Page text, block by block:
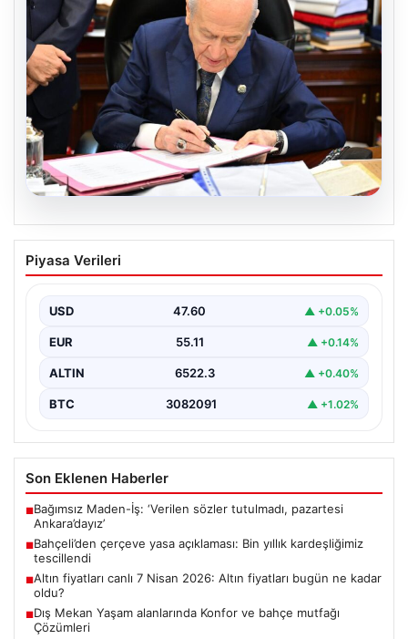
05.08.2026
Bahçeli’den çerçeve yasa açıklaması:
Bin yıllık kardeşliğimiz tescillendi
Piyasa Verileri
USD 47.60 ▲ +0.05%
EUR 55.11 ▲ +0.14%
ALTIN 6522.3 ▲ +0.40%
BTC 3082091 ▲ +1.02%
Son Eklenen Haberler
■Bağımsız Maden-İş: ‘Verilen sözler tutulmadı, pazartesi
Ankara’dayız’
■Bahçeli’den çerçeve yasa açıklaması: Bin yıllık kardeşliğimiz
tescillendi
■Altın fiyatları canlı 7 Nisan 2026: Altın fiyatları bugün ne kadar
oldu?
■Dış Mekan Yaşam alanlarında Konfor ve bahçe mutfağı
Çözümleri